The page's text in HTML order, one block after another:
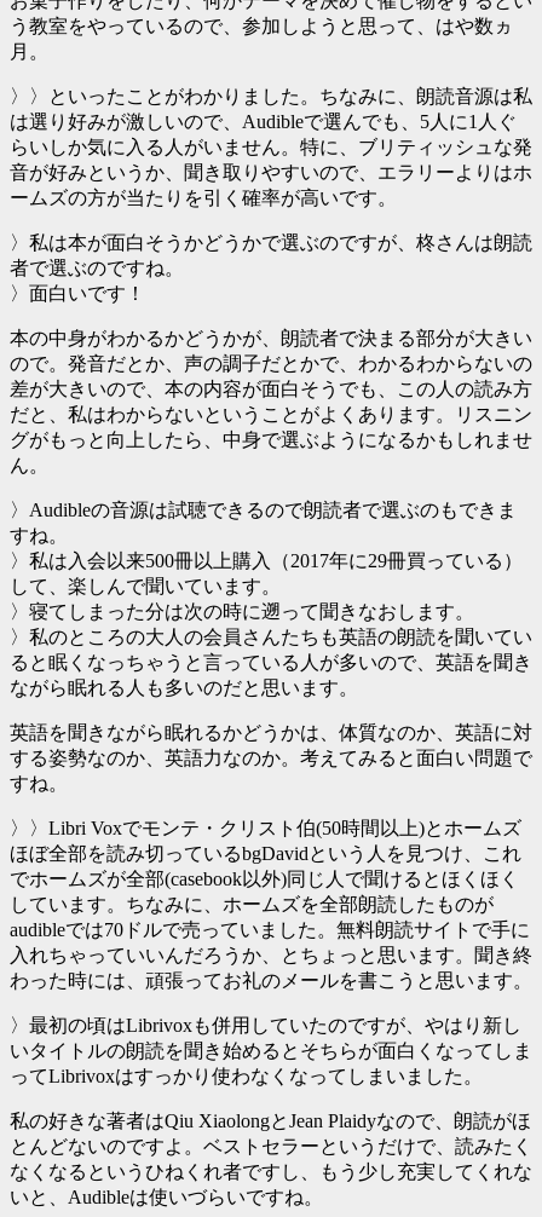
う教室をやっているので、参加しようと思って、はや数ヵ
月。
〉〉といったことがわかりました。ちなみに、朗読音源は私
は選り好みが激しいので、Audibleで選んでも、5人に1人ぐ
らいしか気に入る人がいません。特に、ブリティッシュな発
音が好みというか、聞き取りやすいので、エラリーよりはホ
ームズの方が当たりを引く確率が高いです。
〉私は本が面白そうかどうかで選ぶのですが、柊さんは朗読
者で選ぶのですね。
〉面白いです！
本の中身がわかるかどうかが、朗読者で決まる部分が大きい
ので。発音だとか、声の調子だとかで、わかるわからないの
差が大きいので、本の内容が面白そうでも、この人の読み方
だと、私はわからないということがよくあります。リスニン
グがもっと向上したら、中身で選ぶようになるかもしれませ
ん。
〉Audibleの音源は試聴できるので朗読者で選ぶのもできま
すね。
〉私は入会以来500冊以上購入（2017年に29冊買っている）
して、楽しんで聞いています。
〉寝てしまった分は次の時に遡って聞きなおします。
〉私のところの大人の会員さんたちも英語の朗読を聞いてい
ると眠くなっちゃうと言っている人が多いので、英語を聞き
ながら眠れる人も多いのだと思います。
英語を聞きながら眠れるかどうかは、体質なのか、英語に対
する姿勢なのか、英語力なのか。考えてみると面白い問題で
すね。
〉〉Libri Voxでモンテ・クリスト伯(50時間以上)とホームズ
ほぼ全部を読み切っているbgDavidという人を見つけ、これ
でホームズが全部(casebook以外)同じ人で聞けるとほくほく
しています。ちなみに、ホームズを全部朗読したものが
audibleでは70ドルで売っていました。無料朗読サイトで手に
入れちゃっていいんだろうか、とちょっと思います。聞き終
わった時には、頑張ってお礼のメールを書こうと思います。
〉最初の頃はLibrivoxも併用していたのですが、やはり新し
いタイトルの朗読を聞き始めるとそちらが面白くなってしま
ってLibrivoxはすっかり使わなくなってしまいました。
私の好きな著者はQiu XiaolongとJean Plaidyなので、朗読がほ
とんどないのですよ。ベストセラーというだけで、読みたく
なくなるというひねくれ者ですし、もう少し充実してくれな
いと、Audibleは使いづらいですね。